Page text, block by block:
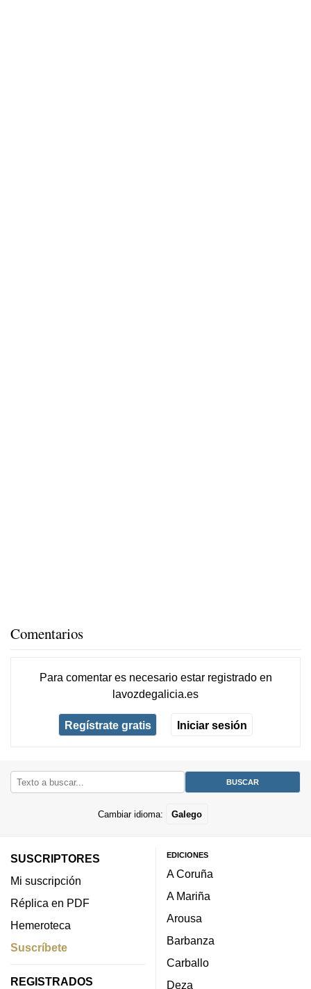
Comentarios
Para comentar es necesario estar registradoen
lavozdegalicia.es
Regístrate gratis Iniciar sesión
Cambiar idioma: Galego
SUSCRIPTORES
Mi suscripción
Réplica en PDF
Hemeroteca
Suscríbete
REGISTRADOS
EDICIONES
A Coruña
A Mariña
Arousa
Barbanza
Carballo
Deza